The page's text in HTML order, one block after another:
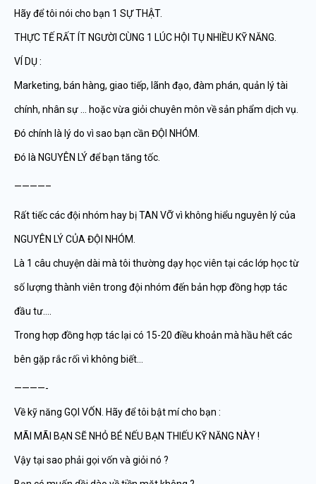
Hãy để tôi nói cho bạn 1 SỰ THẬT.
THỰC TẾ RẤT ÍT NGƯỜI CÙNG 1 LÚC HỘI TỤ NHIỀU KỸ NĂNG.
VÍ DỤ :
Marketing, bán hàng, giao tiếp, lãnh đạo, đàm phán, quản lý tài
chính, nhân sự … hoặc vừa giỏi chuyên môn về sản phẩm dịch vụ.
Đó chính là lý do vì sao bạn cần ĐỘI NHÓM.
Đó là NGUYÊN LÝ để bạn tăng tốc.
————–
Rất tiếc các đội nhóm hay bị TAN VỠ vì không hiểu nguyên lý của
NGUYÊN LÝ CỦA ĐỘI NHÓM.
Là 1 câu chuyện dài mà tôi thường dạy học viên tại các lớp học từ
số lượng thành viên trong đội nhóm đến bản hợp đồng hợp tác
đầu tư….
Trong hợp đồng hợp tác lại có 15-20 điều khoản mà hầu hết các
bên gặp rắc rối vì không biết…
————-
Về kỹ năng GỌI VỐN. Hãy để tôi bật mí cho bạn :
MÃI MÃI BẠN SẼ NHỎ BÉ NẾU BẠN THIẾU KỸ NĂNG NÀY !
Vậy tại sao phải gọi vốn và giỏi nó ?